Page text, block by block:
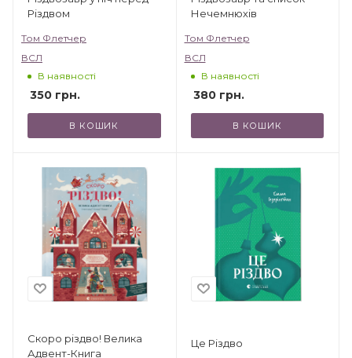
Різдвом
Том Флетчер
ВСЛ
В наявності
350 грн.
В КОШИК
Нечемнюхів
Том Флетчер
ВСЛ
В наявності
380грн.
В КОШИК
Скоро різдво! Велика
Адвент-Книга
Це Різдво